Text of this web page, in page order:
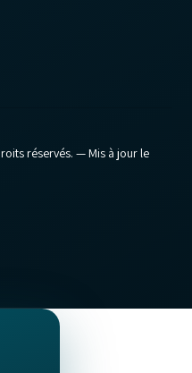
réservés. — Mis à jour le